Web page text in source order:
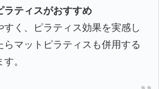
ラティスがおすすめ
すく、ピラティス効果を実感し
らマットピラティスも併用する
。